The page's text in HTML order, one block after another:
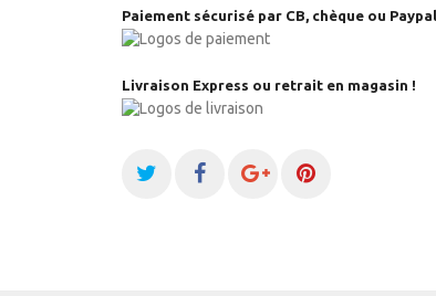
Paiement sécurisé par CB, chèque ou
Livraison Express ou retrait en magasin !